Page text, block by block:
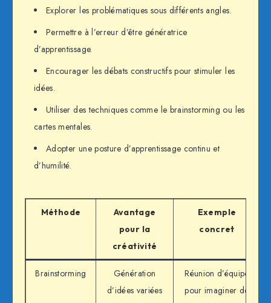
Explorer les problématiques sous différents angles.
Permettre à l’erreur d’être génératrice
d’apprentissage.
Encourager les débats constructifs pour stimuler les
idées.
Utiliser des techniques comme le brainstorming ou les
cartes mentales.
Adopter une posture d’apprentissage continu et
d’humilité.
Méthode
Avantage
pour la
créativité
Exemple
concret
Brainstorming
Génération
d’idées variées
Réunion d’équipe
pour imaginer de